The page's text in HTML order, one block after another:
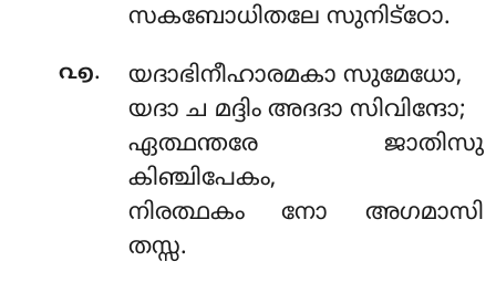
സകബോധിതലേ സുനിട്ഠോ.
൨൭.
യദാഭിനീഹാരമകാ സുമേധോ,
യദാ ച മദ്ദിം അദദാ സിവിന്ദോ;
ഏത്ഥന്തരേ ജാതിസു
കിഞ്ചിപേകം,
നിരത്ഥകം നോ അഗമാസി
തസ്സ.